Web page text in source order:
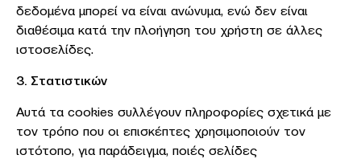
δεδομένα μπορεί να είναι ανώνυμα, ενώ δεν είναι
διαθέσιμα κατά την πλοήγηση του χρήστη σε άλλες
ιστοσελίδες.
3. Στατιστικών
Αυτά τα cookies συλλέγουν πληροφορίες σχετικά με
τον τρόπο που οι επισκέπτες χρησιμοποιούν τον
ιστότοπο, για παράδειγμα, ποιές σελίδες